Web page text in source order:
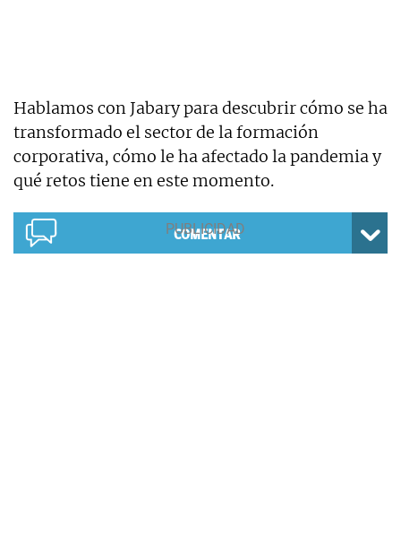
Hablamos con Jabary para descubrir cómo se ha
transformado el sector de la formación
corporativa, cómo le ha afectado la pandemia y
qué retos tiene en este momento.
COMENTAR